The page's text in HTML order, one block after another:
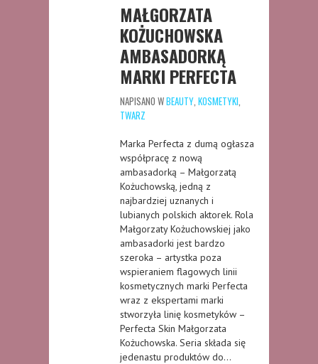
MAŁGORZATA
KOŻUCHOWSKA
AMBASADORKĄ
MARKI PERFECTA
NAPISANO WBEAUTY KOSMETYKI
TWARZ
Marka Perfecta z dumą ogłasza
współpracę z nową
ambasadorką – Małgorzatą
Kożuchowską, jedną z
najbardziej uznanych i
lubianych polskich aktorek. Rola
Małgorzaty Kożuchowskiej jako
ambasadorki jest bardzo
szeroka – artystka poza
wspieraniem flagowych linii
kosmetycznych marki Perfecta
wraz z ekspertami marki
stworzyła linię kosmetyków –
Perfecta Skin Małgorzata
Kożuchowska. Seria składa się
jedenastu produktów do…